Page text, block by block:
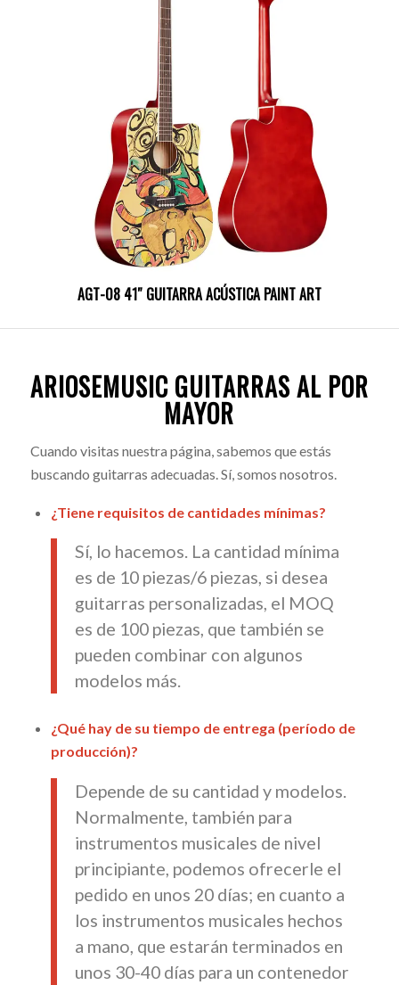
AGT-08 41″ GUITARRA ACÚSTICA PAINT ART
ARIOSEMUSIC GUITARRAS AL POR
MAYOR
Cuando visitas nuestra página, sabemos que estás
buscando guitarras adecuadas. Sí, somos nosotros.
¿Tiene requisitos de cantidades mínimas?
Sí, lo hacemos. La cantidad mínima
es de 10 piezas/6 piezas, si desea
guitarras personalizadas, el MOQ
es de 100 piezas, que también se
pueden combinar con algunos
modelos más.
¿Qué hay de su tiempo de entrega (período de
producción)?
Depende de su cantidad y modelos.
Normalmente, también para
instrumentos musicales de nivel
principiante, podemos ofrecerle el
pedido en unos 20 días; en cuanto a
los instrumentos musicales hechos
a mano, que estarán terminados en
unos 30-40 días para un contenedor